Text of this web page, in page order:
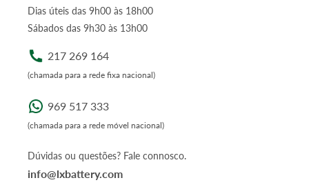
Dias úteis das 9h00 às 18h00
Sábados das 9h30 às 13h00
217 269 164
(chamada para a rede fixa nacional)
969 517 333
(chamada para a rede móvel nacional)
Dúvidas ou questões? Fale connosco.
info@lxbattery.com